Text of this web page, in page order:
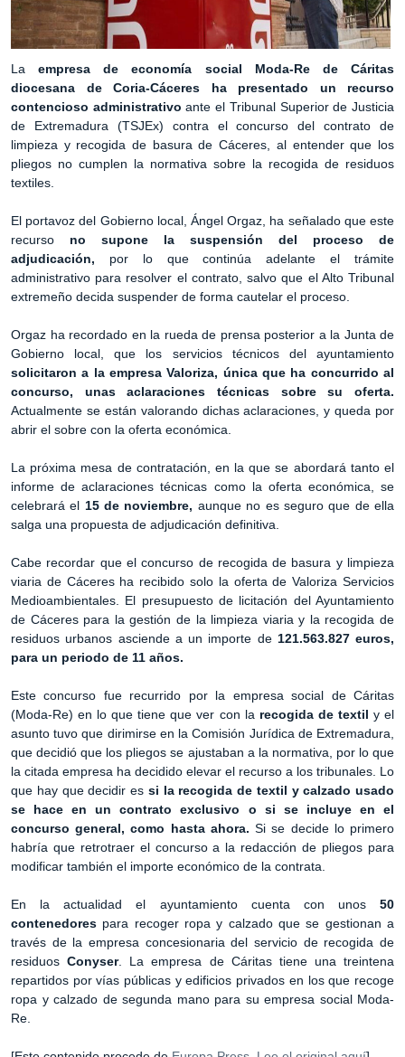
Laempresa de economía social Moda-Re de Cáritas
diocesana de Coria-Cáceres ha presentado un recurso
contencioso administrativo ante el Tribunal Superior de Justicia
de Extremadura (TSJEx) contra el concurso del contrato de
limpieza y recogida de basura de Cáceres, al entender que los
pliegos no cumplen la normativa sobre la recogida de residuos
textiles.
El portavoz del Gobierno local, Ángel Orgaz, ha señalado que este
recurso no supone la suspensión del proceso de
adjudicación, por lo que continúa adelante el trámite
administrativo para resolver el contrato, salvo que el Alto Tribunal
extremeño decida suspender de forma cautelar el proceso.
Orgaz ha recordado en la rueda de prensa posterior a la Junta de
Gobierno local, que los servicios técnicos del ayuntamiento
solicitaron a la empresa Valoriza, única que ha concurrido al
concurso, unas aclaraciones técnicas sobre su oferta.
Actualmente se están valorando dichas aclaraciones, y queda por
abrir el sobre con la oferta económica.
La próxima mesa de contratación, en la que se abordará tanto el
informe de aclaraciones técnicas como la oferta económica, se
celebrará el 15 de noviembre, aunque no es seguro que de ella
salga una propuesta de adjudicación definitiva.
Cabe recordar que el concurso de recogida de basura y limpieza
viaria de Cáceres ha recibido solo la oferta de Valoriza Servicios
Medioambientales. El presupuesto de licitación del Ayuntamiento
de Cáceres para la gestión de la limpieza viaria y la recogida de
residuos urbanos asciende a un importe de 121.563.827 euros,
para un periodo de 11 años.
Este concurso fue recurrido por la empresa social de Cáritas
(Moda-Re) en lo que tiene que ver con la recogida de textil y el
asunto tuvo que dirimirse en la Comisión Jurídica de Extremadura,
que decidió que los pliegos se ajustaban a la normativa, por lo que
la citada empresa ha decidido elevar el recurso a los tribunales. Lo
que hay que decidir es si la recogida de textil y calzado usado
se hace en un contrato exclusivo o si se incluye en el
concurso general, como hasta ahora. Si se decide lo primero
habría que retrotraer el concurso a la redacción de pliegos para
modificar también el importe económico de la contrata.
En la actualidad el ayuntamiento cuenta con unos 50
contenedores para recoger ropa y calzado que se gestionan a
través de la empresa concesionaria del servicio de recogida de
residuosConyser. La empresa de Cáritas tiene una treintena
repartidos por vías públicas y edificios privados en los que recoge
ropa y calzado de segunda mano para su empresa social Moda-
Re.